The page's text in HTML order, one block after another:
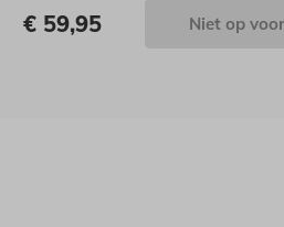
€ 59,95 Niet op